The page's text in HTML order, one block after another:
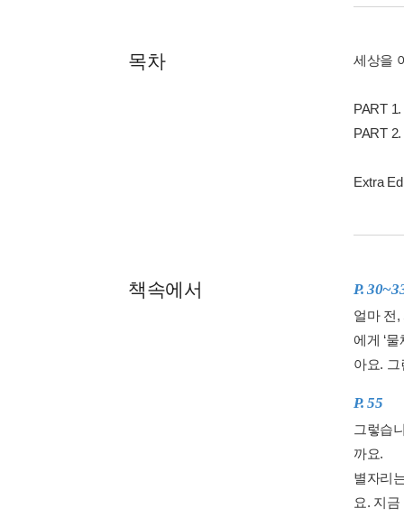
목차 세상을
PART
PART
Extra
책속에서 P.
얼마 전,
에게 ‘
아요.
P. 55
그렇습
까요.
별자리
요. 지